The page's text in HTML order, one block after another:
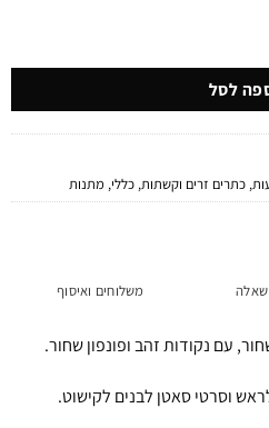
לסל
,כתרים זרים וקשתות,כללי,מתנות
משלוחים ואיסוף
וסרטי סאטן לבנים לקישוט.